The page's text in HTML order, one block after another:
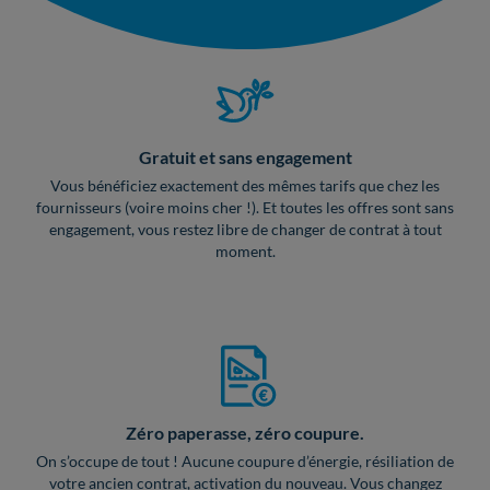
Gratuit et sans engagement
Vous bénéficiez exactement des mêmes tarifs que chez les
fournisseurs (voire moins cher !). Et toutes les offres sont sans
engagement, vous restez libre de changer de contrat à tout
moment.
Zéro paperasse, zéro coupure.
On s’occupe de tout ! Aucune coupure d’énergie, résiliation de
votre ancien contrat, activation du nouveau. Vous changez